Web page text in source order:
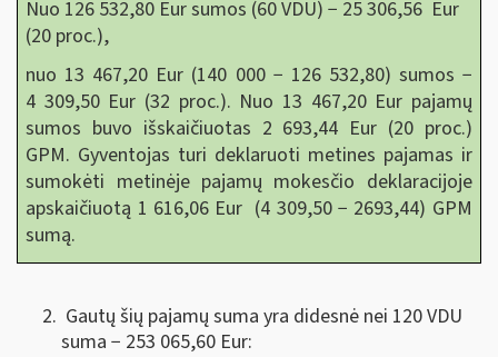
Nuo 126 532,80 Eur sumos (60 VDU) − 25 306,56 Eur
(20 proc.),
nuo 13 467,20 Eur (140 000 − 126 532,80) sumos −
4 309,50 Eur (32 proc.). Nuo 13 467,20 Eur pajamų
sumos buvo išskaičiuotas 2 693,44 Eur (20 proc.)
GPM. Gyventojas turi deklaruoti metines pajamas ir
sumokėti metinėje pajamų mokesčio deklaracijoje
apskaičiuotą 1 616,06 Eur (4 309,50 − 2693,44) GPM
sumą.
Gautų šių pajamų suma yra didesnė nei 120 VDU
suma − 253 065,60 Eur: